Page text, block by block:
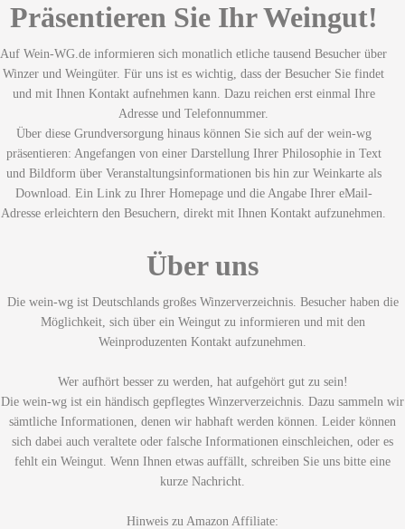
Präsentieren Sie Ihr Weingut!
Auf Wein-WG.de informieren sich monatlich etliche tausend Besucher über
Winzer und Weingüter. Für uns ist es wichtig, dass der Besucher Sie findet
und mit Ihnen Kontakt aufnehmen kann. Dazu reichen erst einmal Ihre
Adresse und Telefonnummer.
Über diese Grundversorgung hinaus können Sie sich auf der wein-wg
präsentieren: Angefangen von einer Darstellung Ihrer Philosophie in Text
und Bildform über Veranstaltungsinformationen bis hin zur Weinkarte als
Download. Ein Link zu Ihrer Homepage und die Angabe Ihrer eMail-
Adresse erleichtern den Besuchern, direkt mit Ihnen Kontakt aufzunehmen.
Über uns
Die wein-wg ist Deutschlands großes Winzerverzeichnis. Besucher haben die
Möglichkeit, sich über ein Weingut zu informieren und mit den
Weinproduzenten Kontakt aufzunehmen.
Wer aufhört besser zu werden, hat aufgehört gut zu sein!
Die wein-wg ist ein händisch gepflegtes Winzerverzeichnis. Dazu sammeln wir
sämtliche Informationen, denen wir habhaft werden können. Leider können
sich dabei auch veraltete oder falsche Informationen einschleichen, oder es
fehlt ein Weingut. Wenn Ihnen etwas auffällt, schreiben Sie uns bitte eine
kurze Nachricht.
Hinweis zu Amazon Affiliate: